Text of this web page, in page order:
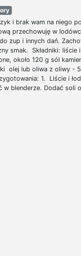
i brak wam na niego
przechowuję w
zup i innych dań.
smak. Składniki: liście i
około 120 g sól
olej lub oliwa z oliwy -
1. Liście i
w blenderze. Dodać soli